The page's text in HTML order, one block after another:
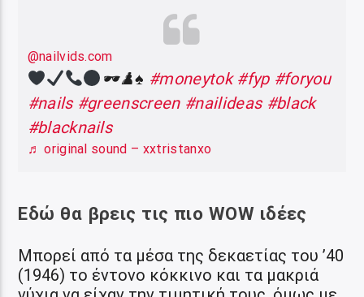
@nailvids.com
🕶♟♠️ #moneytok #fyp #foryou
#nails #greenscreen #nailideas #black
#blacknails
♬ original sound – xxtristanxo
Εδώ θα βρεις τις πιο WOW ιδέες
Μπορεί από τα μέσα της δεκαετίας του ’40
(1946) το έντονο κόκκινο και τα μακριά